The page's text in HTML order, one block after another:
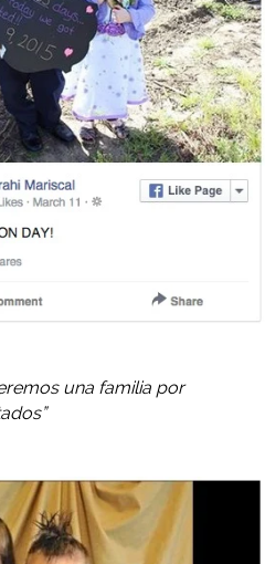
una familia por